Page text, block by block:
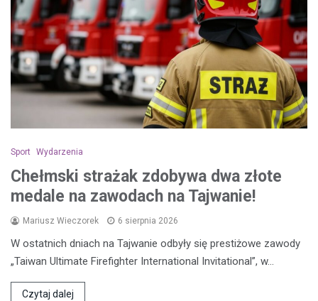
Sport Wydarzenia
Chełmski strażak zdobywa dwa złote
medale na zawodach na Tajwanie!
Mariusz Wieczorek 6 sierpnia 2026
W ostatnich dniach na Tajwanie odbyły się prestiżowe zawody
„Taiwan Ultimate Firefighter International Invitational”, w…
Czytaj dalej